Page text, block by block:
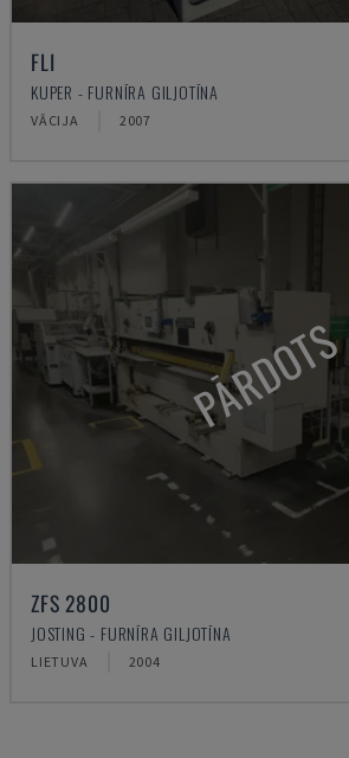
FLI
KUPER - FURNĪRA GILJOTĪNA
VĀCIJA 2007
PĀRDOTS
ZFS 2800
JOSTING - FURNĪRA GILJOTĪNA
LIETUVA 2004